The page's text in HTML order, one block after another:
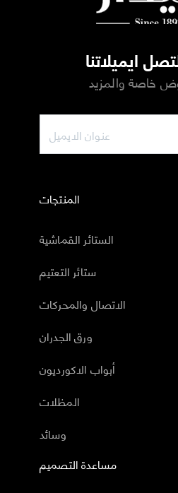
ايميلاتنا
خاصة والمزيد
المنتجات
الستائر القماشية
ستائر التعتيم
الاتصال والمحركات
ورق الجدران
أبواب الاكورديون
المظلات
وسائد
مساعدة التصميم